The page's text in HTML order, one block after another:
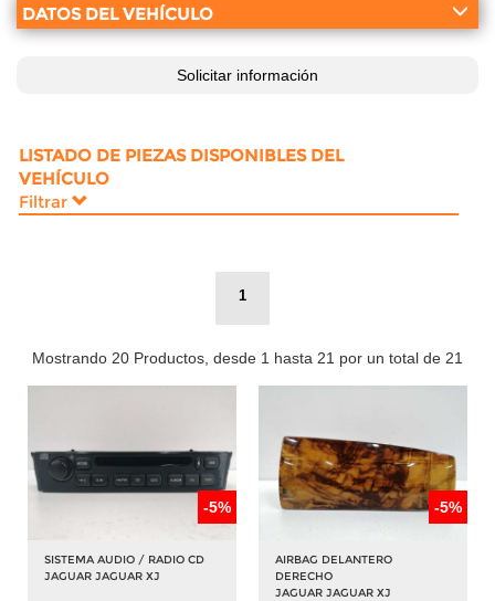
DATOS DEL VEHÍCULO
Solicitar información
LISTADO DE PIEZAS DISPONIBLES DEL
VEHÍCULO
Filtrar
1
Mostrando 20 Productos, desde 1 hasta 21 por un total de 21
-5%
SISTEMA AUDIO / RADIO CD
JAGUAR JAGUAR XJ
-5%
AIRBAG DELANTERO
DERECHO
JAGUAR JAGUAR XJ